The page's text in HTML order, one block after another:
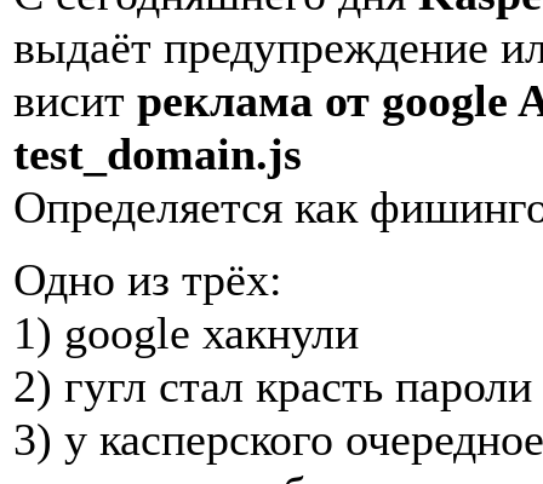
выдаёт предупреждение
висит реклама от google
test_domain.js
Определяется как
Одно из трёх:
1) google хакнули
2) гугл стал красть пароли
3) у касперского